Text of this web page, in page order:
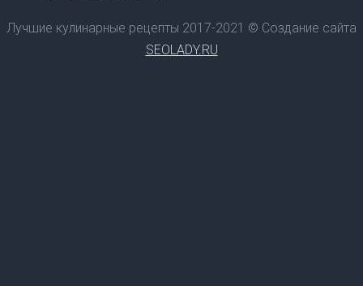
Лучшие кулинарные рецепты 2017-2021 © Создание сайта
SEOLADY.RU